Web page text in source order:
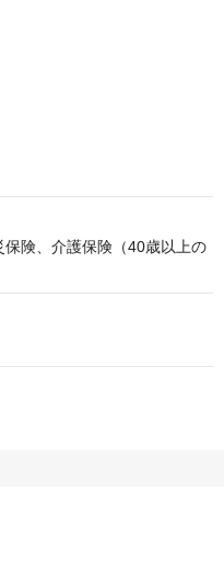
険、介護保険（40歳以上の